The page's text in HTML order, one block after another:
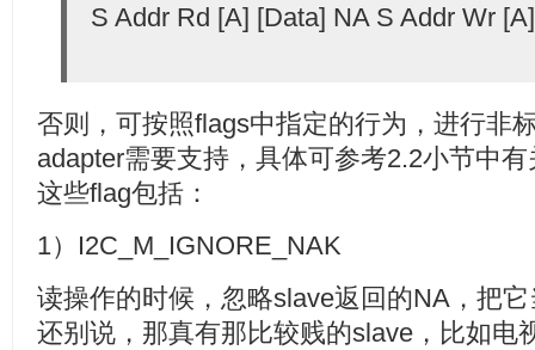
S Addr Rd [A] [Data] NA S Addr Wr
否则，可按照flags中指定的行为，进行非
adapter需要支持，具体可参考2.2小节中
这些flag包括：
1）I2C_M_IGNORE_NAK
读操作的时候，忽略slave返回的NA，把
还别说，那真有那比较贱的slave，比如电